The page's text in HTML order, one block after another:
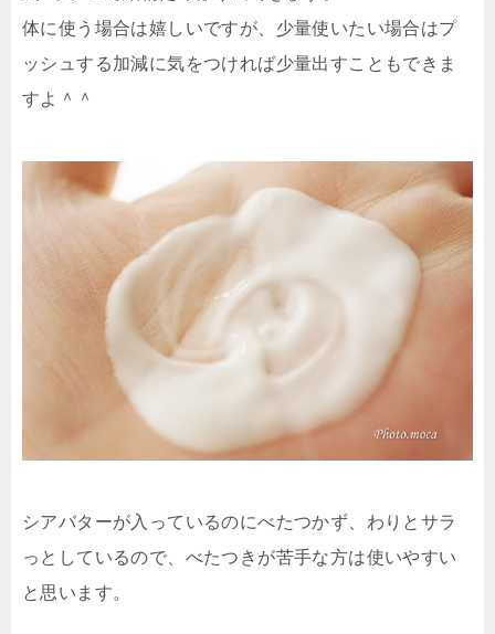
体に使う場合は嬉しいですが、少量使いたい場合はプ
ッシュする加減に気をつければ少量出すこともできま
すよ＾＾
シアバターが入っているのにべたつかず、わりとサラ
っとしているので、べたつきが苦手な方は使いやすい
と思います。